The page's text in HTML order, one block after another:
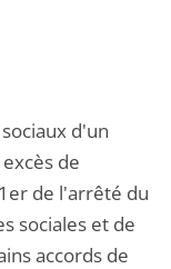
d'un
de
de l'arrêté du
sociales et de
accords de